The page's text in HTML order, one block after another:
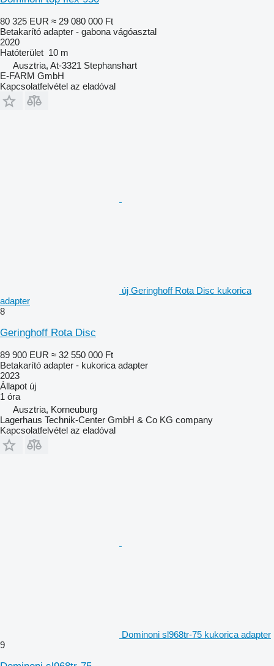
80 325 EUR ≈ 29 080 000 Ft
Betakarító adapter - gabona vágóasztal
2020
Hatóterület 10 m
Ausztria, At-3321 Stephanshart
E-FARM GmbH
Kapcsolatfelvétel az eladóval
új Geringhoff Rota Disc kukorica
adapter
8
Geringhoff Rota Disc
89 900 EUR ≈ 32 550 000 Ft
Betakarító adapter - kukorica adapter
2023
Állapot új
1 óra
Ausztria, Korneuburg
Lagerhaus Technik-Center GmbH & Co KG company
Kapcsolatfelvétel az eladóval
Dominoni sl968tr-75 kukorica adapter
9